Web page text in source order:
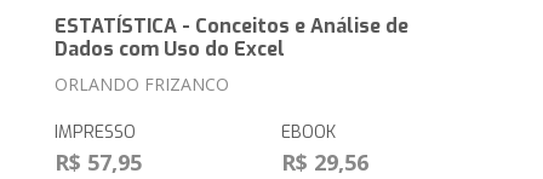
ESTATÍSTICA - Conceitos e Análise de
Dados com Uso do Excel
ORLANDO FRIZANCO
IMPRESSO
R$ 57,95
EBOOK
R$ 29,56